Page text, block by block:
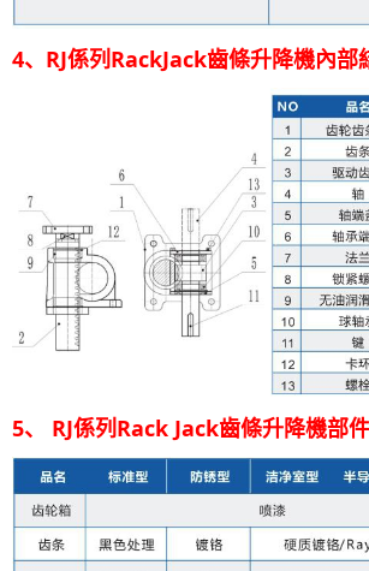
4、RJ係列RackJack齒條升降機內部
5、 RJ係列Rack Jack齒條升降機部